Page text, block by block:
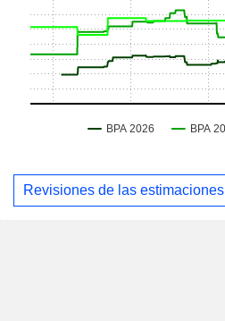
Revisiones de las estimaciones